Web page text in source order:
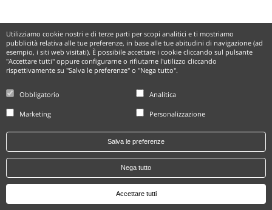
Utilizziamo cookie nostri e di terze parti per scopi analitici e ti mostriamo
pubblicità relativa alle tue preferenze, in base alle tue abitudini di navigazione (ad
esempio, i siti web visitati). È possibile accettare i cookie cliccando sul pulsante
"Accettare tutti" oppure configurarne o rifiutarne l'utilizzo cliccando
rispettivamente su "Salva le preferenze" o "Nega tutto".
Obbligatorio Analitica
Marketing Personalizzazione
Salva le preferenze
Nega tutto
Accettare tutti